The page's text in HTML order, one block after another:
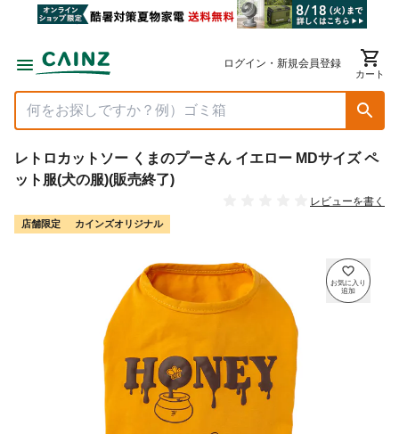
ログイン・新規会員登録
カート
レトロカットソー くまのプーさん イエロー MDサイズ ペ
ット服(犬の服)(販売終了)
レビューを書く
店舗限定 カインズオリジナル